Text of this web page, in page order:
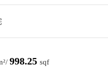
998.25 sqf